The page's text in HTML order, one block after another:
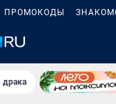
ПРОМОКОДЫ
драка